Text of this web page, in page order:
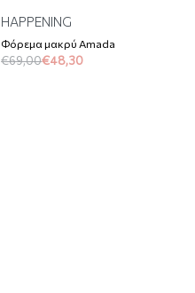
HAPPENING
Φόρεμα μακρύ Amada
€69,00€48,30